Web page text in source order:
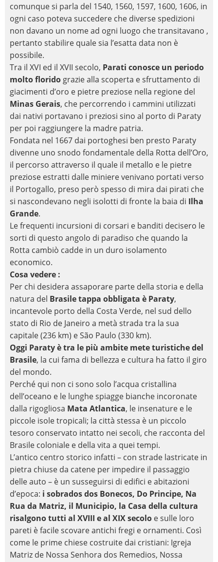
comunque si parla del 1540, 1560, 1597, 1600, 1606, in
ogni caso poteva succedere che diverse spedizioni
non davano un nome ad ogni luogo che transitavano ,
pertanto stabilire quale sia l’esatta data non è
possibile.
Tra il XVI ed il XVII secolo, Parati conosce un periodo
molto florido grazie alla scoperta e sfruttamento di
giacimenti d’oro e pietre preziose nella regione del
Minas Gerais, che percorrendo i cammini utilizzati
dai nativi portavano i preziosi sino al porto di Paraty
per poi raggiungere la madre patria.
Fondata nel 1667 dai portoghesi ben presto Paraty
divenne uno snodo fondamentale della Rotta dell’Oro,
il percorso attraverso il quale il metallo e le pietre
preziose estratti dalle miniere venivano portati verso
il Portogallo, preso però spesso di mira dai pirati che
si nascondevano negli isolotti di fronte la baia di Ilha
Grande.
Le frequenti incursioni di corsari e banditi decisero le
sorti di questo angolo di paradiso che quando la
Rotta cambiò cadde in un duro isolamento
economico.
Cosa vedere :
Per chi desidera assaporare parte della storia e della
natura del Brasile tappa obbligata è Paraty,
incantevole porto della Costa Verde, nel sud dello
stato di Rio de Janeiro a metà strada tra la sua
capitale (236 km) e São Paulo (330 km).
Oggi Paraty è tra le più ambite mete turistiche del
Brasile, la cui fama di bellezza e cultura ha fatto il giro
del mondo.
Perché qui non ci sono solo l’acqua cristallina
dell’oceano e le lunghe spiagge bianche incoronate
dalla rigogliosa Mata Atlantica, le insenature e le
piccole isole tropicali; la città stessa è un piccolo
tesoro conservato intatto nei secoli, che racconta del
Brasile coloniale e della vita a quei tempi.
L’antico centro storico infatti – con strade lastricate in
pietra chiuse da catene per impedire il passaggio
delle auto – è un susseguirsi di edifici e abitazioni
d’epoca: i sobrados dos Bonecos, Do Principe, Na
Rua da Matriz, il Municipio, la Casa della cultura
risalgono tutti al XVIII e al XIX secolo e sulle loro
pareti è facile scovare antichi fregi e ornamenti. Così
come le prime chiese costruite dai cristiani: Igreja
Matriz de Nossa Senhora dos Remedios, Nossa